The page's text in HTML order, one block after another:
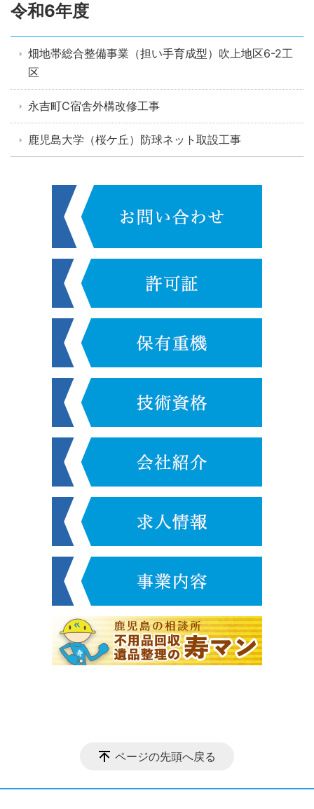
令和6年度
畑地帯総合整備事業（担い手育成型）吹上地区6-2工
区
永吉町C宿舎外構改修工事
鹿児島大学（桜ケ丘）防球ネット取設工事
ページの先頭へ戻る